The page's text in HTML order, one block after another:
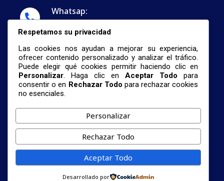
Whatsap:
...
nestormalave26@gmail.com
© 2026 Centro De Investigación De Formación
Profesional Universitaria Y La Revista
Científica Arbitrada Luis Mariano Rivera.
Términos De Servicio Política
Respetamos su privacidad
Las cookies nos ayudan a mejorar su experiencia,
ofrecer contenido personalizado y analizar el tráfico.
Puede elegir qué cookies permitir haciendo clic en
Personalizar. Haga clic enAceptar Todo para
consentir o en Rechazar Todo para rechazar cookies
no esenciales.
Personalizar
Rechazar Todo
Aceptar Todo
Desarrollado por